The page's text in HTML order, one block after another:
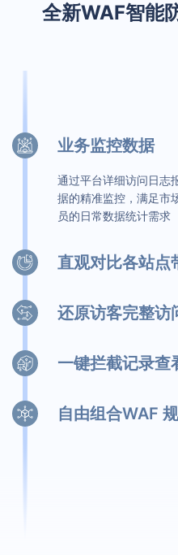
全新WAF智能
业务监控数据
通过平台详细访问日志
据的精准监控，满足市
员的日常数据统计需求
直观对比各站点
还原访客完整访
一键拦截记录查
自由组合WAF